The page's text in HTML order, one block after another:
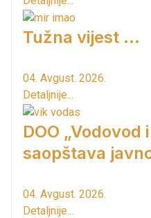
Tužna vijest ...
04. Avgust. 2026.
Detaljnije...
DOO „Vodovod
saopštava
04. Avgust. 2026.
Detaljnije...